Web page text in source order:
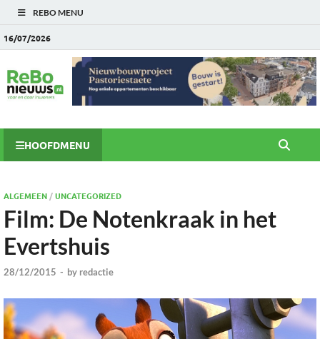
REBO MENU
16/07/2026
HOOFDMENU
ALGEMEEN/UNCATEGORIZED
Film: De Notenkraak in het
Evertshuis
28/12/2015 - by redactie